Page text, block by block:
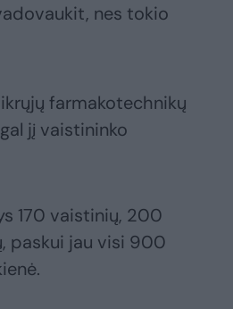
nes tokio
farmakotechnikų
jį vaistininko
170 vaistinių, 200
paskui jau visi 900